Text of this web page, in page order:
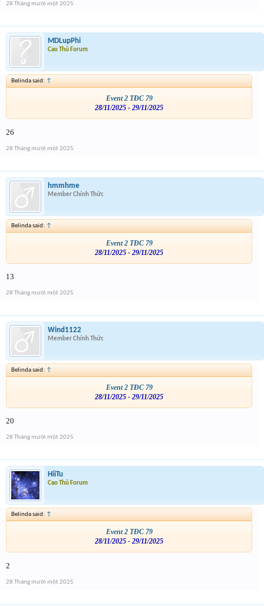
28 Tháng mười một 2025
MDLupPhi
Cao Thủ Forum
Belinda said: ↑
Event 2 TĐC 79
28/11/2025 - 29/11/2025
26
28 Tháng mười một 2025
hmmhme
Member Chính Thức
Belinda said: ↑
Event 2 TĐC 79
28/11/2025 - 29/11/2025
13
28 Tháng mười một 2025
Wind1122
Member Chính Thức
Belinda said: ↑
Event 2 TĐC 79
28/11/2025 - 29/11/2025
20
28 Tháng mười một 2025
HiiTu
Cao Thủ Forum
Belinda said: ↑
Event 2 TĐC 79
28/11/2025 - 29/11/2025
2
28 Tháng mười một 2025